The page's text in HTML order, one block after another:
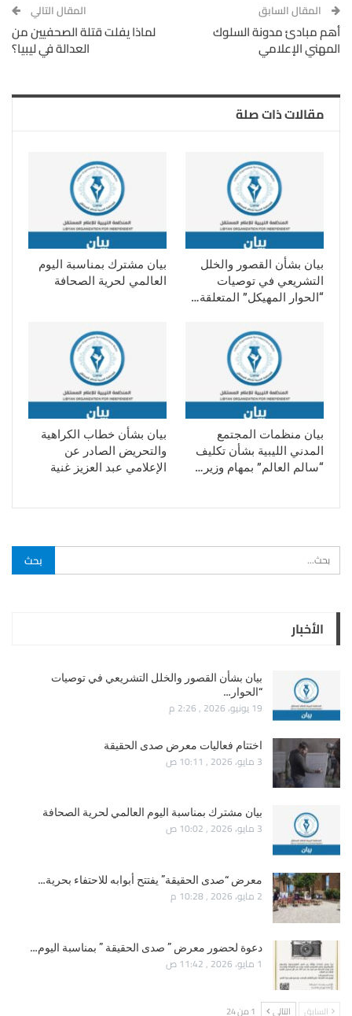
المقال السابق
أهم مبادئ مدونة السلوك
المهني الإعلامي
المقال التالي
لماذا يفلت قتلة الصحفيين من
العدالة في ليبيا؟
مقالات ذات صلة
بيان بشأن القصور والخلل
التشريعي في توصيات
“الحوار المهيكل” المتعلقة…
بيان مشترك بمناسبة اليوم
العالمي لحرية الصحافة
بيان منظمات المجتمع
المدني الليبية بشأن تكليف
“سالم العالم” بمهام وزير…
بيان بشأن خطاب الكراهية
والتحريض الصادر عن
الإعلامي عبد العزيز غنية
الأخبار
بيان بشأن القصور والخلل التشريعي في توصيات
“الحوار…
19 يونيو، 2026 , 2:26 م
اختتام فعاليات معرض صدى الحقيقة
3 مايو، 2026 , 10:11 ص
بيان مشترك بمناسبة اليوم العالمي لحرية الصحافة
3 مايو، 2026 , 10:02 ص
معرض “صدى الحقيقة” يفتتح أبوابه للاحتفاء بحرية…
2 مايو، 2026 , 10:28 م
دعوة لحضور معرض ” صدى الحقيقة ” بمناسبة اليوم…
1 مايو، 2026 , 11:42 ص
السابق التالي 1 من 24